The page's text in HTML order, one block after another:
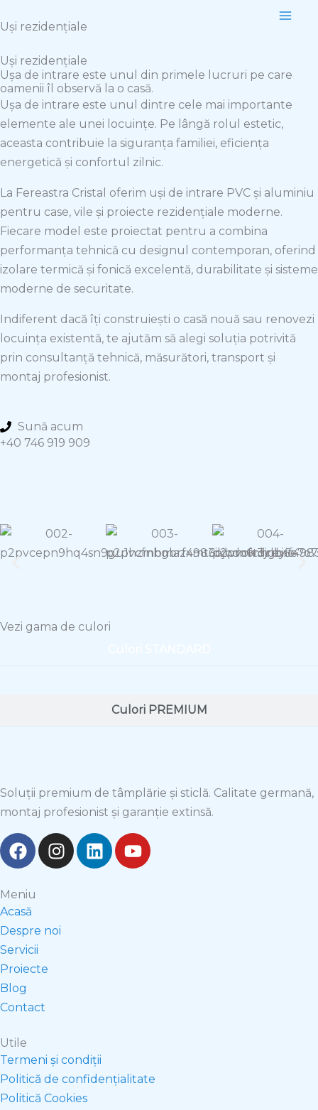
to
Uși rezidențiale
Uși rezidențiale
Ușa de intrare este unul din primele lucruri pe care
oamenii îl observă la o casă.
Ușa de intrare este unul dintre cele mai importante
elemente ale unei locuințe. Pe lângă rolul estetic,
aceasta contribuie la siguranța familiei, eficiența
energetică și confortul zilnic.
La Fereastra Cristal oferim uși de intrare PVC și aluminiu
pentru case, vile și proiecte rezidențiale moderne.
Fiecare model este proiectat pentru a combina
performanța tehnică cu designul contemporan, oferind
izolare termică și fonică excelentă, durabilitate și sisteme
moderne de securitate.
Indiferent dacă îți construiești o casă nouă sau renovezi
locuința existentă, te ajutăm să alegi soluția potrivită
prin consultanță tehnică, măsurători, transport și
montaj profesionist.
Sună acum
+40 746 919 909
Vezi gama de culori
Culori PREMIUM
Soluții premium de tâmplărie și sticlă. Calitate germană,
montaj profesionist și garanție extinsă.
F
a
e
b
o
o
k
I
n
g
L
i
Y
o
Meniu
Acasă
Despre noi
Servicii
Proiecte
Blog
Contact
Utile
Termeni și condiții
Politică de confidențialitate
Politică Cookies